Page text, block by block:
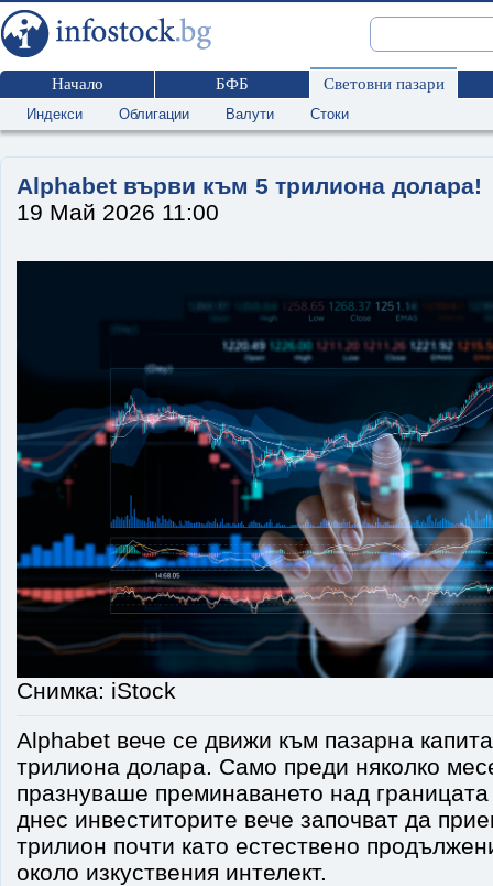
Начало БФБ Световни пазари
Индекси Облигации Валути Стоки
Alphabet върви към 5 трилиона долара!
19 Май 2026 11:00
Снимка: iStock
Alphabet вече се движи към пазарна
трилиона долара. Само преди няколко
празнуваше преминаването над
днес инвеститорите вече започват да
трилион почти като естествено
около изкуствения интелект.